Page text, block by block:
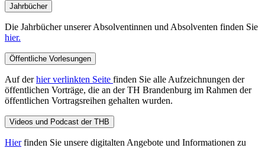
Jahrbücher
Die Jahrbücher unserer Absolventinnen und Absolventen finden Sie
hier.
Öffentliche Vorlesungen
Auf derhier verlinkten Seite finden Sie alle Aufzeichnungen der
öffentlichen Vorträge, die an der TH Brandenburg im Rahmen der
öffentlichen Vortragsreihen gehalten wurden.
Videos und Podcast der THB
Hierfinden Sie unsere digitalten Angebote und Informationen zu